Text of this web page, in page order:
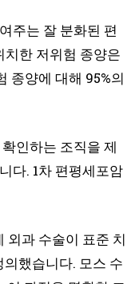
주는 잘 분화된 편
한 저위험 종양은
종양에 대해 95%의
인하는 조직을 제
다. 1차 편평세포암
외과 수술이 표준 치
했습니다. 모스 수